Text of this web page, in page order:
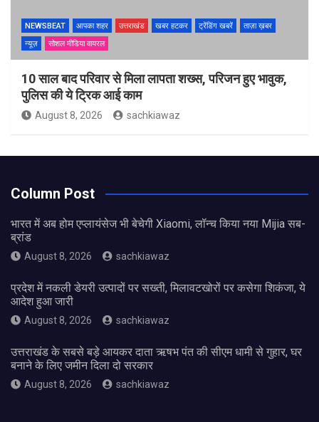
NEWSBEAT आपका शहर उत्तराखंड खबर हटकर ट्रेंडिंग खबरें
ताज़ा ख़बर
न्यूज़
सोशल मीडिया वायरल
10 साल बाद परिवार से मिला लापता शख्स, परिजन हुए भावुक,
पुलिस की ये ट्रिक आई काम
August 8, 2026 sachkiawaz
Column Post
भारत में अब होम एप्लायंसेज भी बेचेगी Xiaomi, लॉन्च किया नया Mijia सब-
ब्रांड
August 8, 2026 sachkiawaz
प्रदेश में नकली डेयरी उत्पादों पर सख्ती, मिलावटखोरों पर कसेगा शिकंजा, ये
आदेश हुआ जारी
August 8, 2026 sachkiawaz
उत्तराखंड के सबसे बड़े आयकर दाता ऋषभ पंत की सीएम धामी से गुहार, घर
बनाने के लिए जमीन दिला दो सरकार
August 8, 2026 sachkiawaz